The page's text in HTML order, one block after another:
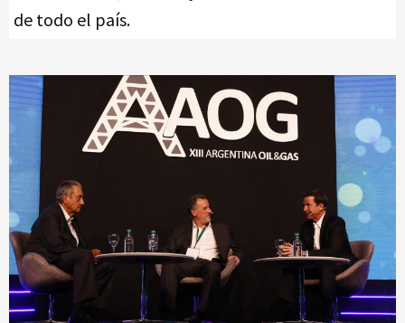
de todo el país.